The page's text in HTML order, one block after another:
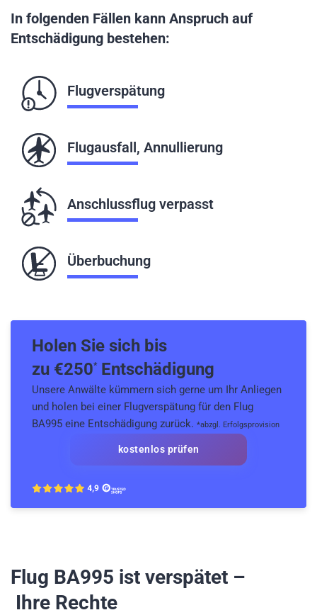
In folgenden Fällen kann Anspruch auf
Entschädigung bestehen:
Flugverspätung
Flugausfall, Annullierung
Anschlussflug verpasst
Überbuchung
Holen Sie sich bis
zu €250*Entschädigung
Unsere Anwälte kümmern sich gerne um Ihr Anliegen
und holen bei einer Flugverspätung für den Flug
BA995 eine Entschädigung zurück. *abzgl. Erfolgsprovision
kostenlos prüfen
Flug BA995 ist verspätet –
Ihre Rechte